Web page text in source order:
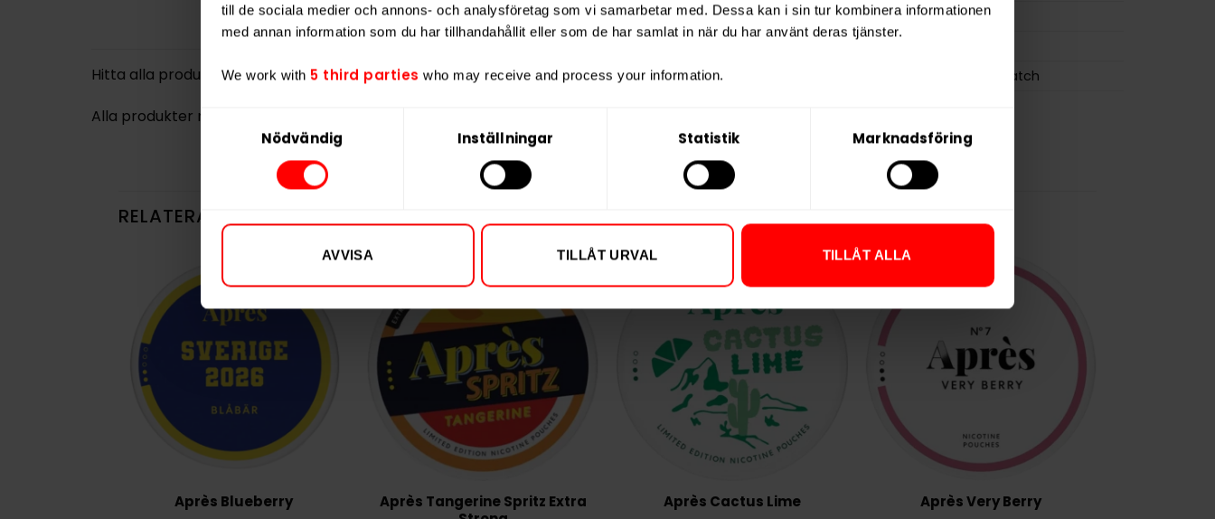
till de sociala medier och annons- och analysföretag som vi samarbetar med. Dessa kan i sin tur kombinera informationen
med annan information som du har tillhandahållit eller som de har samlat in när du har använt deras tjänster.
We work with 5 third parties who may receive and process your information.
Samtyckesval
Nödvändig Inställningar Statistik Marknadsföring
AVVISA TILLÅT URVAL TILLÅT ALLA
Hitta alla produkter frånZYN
Alla produkter med smaken
Vikt per portion
0,4 g
Tillverkare
Swedish Match
RELATERADE PRODUKTER
Après Blueberry
Après Tangerine Spritz Extra
Après Cactus Lime Après Very Berry